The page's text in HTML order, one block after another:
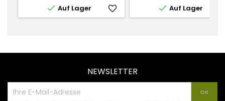
 Auf Lager favorite_border  Auf Lager
NEWSLETTER